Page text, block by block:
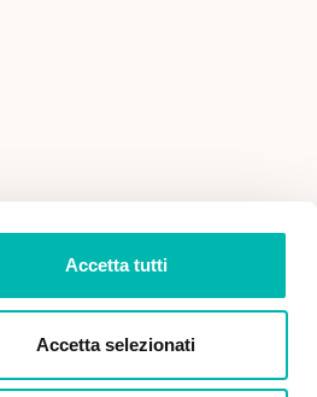
Accetta tutti
Accetta selezionati